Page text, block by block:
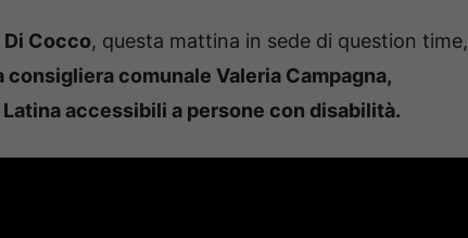
Di Cocco, questa mattina in sede di question time,
consigliera comunale Valeria Campagna,
accessibili a persone con disabilità.